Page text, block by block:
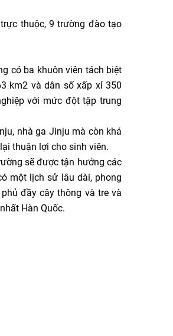
thuộc, 9 trường đào tạo
có ba khuôn viên tách biệt
km2 và dân số xấp xỉ 350
với mức đột tập trung
nhà ga Jinju mà còn khá
thuận lợi cho sinh viên.
sẽ được tận hưởng các
một lịch sử lâu dài, phong
đầy cây thông và tre và
Hàn Quốc.